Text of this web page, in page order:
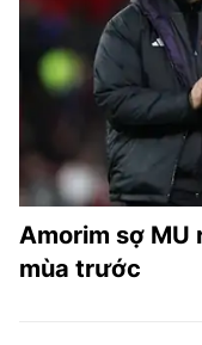
Amorim sợ MU
mùa trước